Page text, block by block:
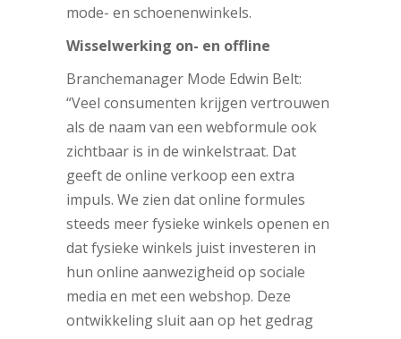
mode- en schoenenwinkels.
Wisselwerking on- en offline
Branchemanager Mode Edwin Belt:
“Veel consumenten krijgen vertrouwen
als de naam van een webformule ook
zichtbaar is in de winkelstraat. Dat
geeft de online verkoop een extra
impuls. We zien dat online formules
steeds meer fysieke winkels openen en
dat fysieke winkels juist investeren in
hun online aanwezigheid op sociale
media en met een webshop. Deze
ontwikkeling sluit aan op het gedrag